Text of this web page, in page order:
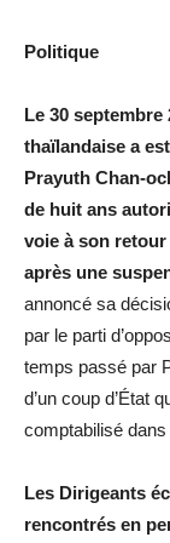
Politique
Le 30
thaïlandaise a
Prayuth Chan-
de huit ans
voie à son
après une
annoncé sa
par le parti
temps passé par
d’un coup d’État
comptabilisé
Les Dirigeants
rencontrés en